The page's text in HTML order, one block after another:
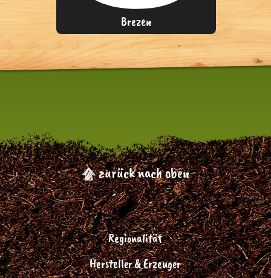
Brezen
zurück nach oben
Regionalität
Hersteller & Erzeuger